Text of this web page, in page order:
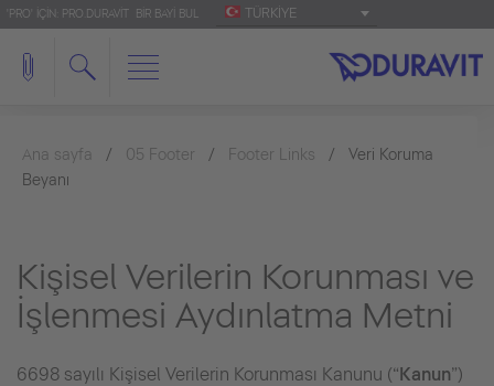
'PRO' IÇIN: PRO.DURAVIT BIR BAYI BUL TÜRKIYE
Ana sayfa 05 Footer Footer Links
Veri Koruma
Beyanı
Kişisel Verilerin Korunması ve
İşlenmesi Aydınlatma Metni
6698 sayılı Kişisel Verilerin Korunması Kanunu (“Kanun”)